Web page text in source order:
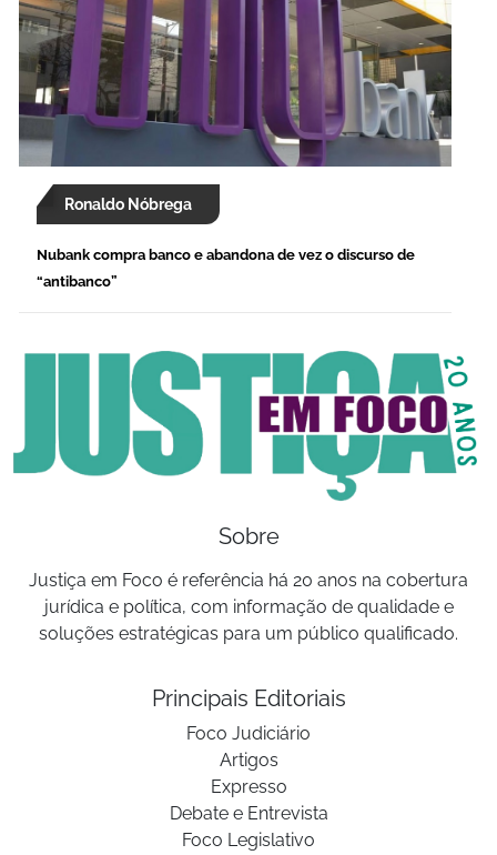
Ronaldo Nóbrega
Nubank compra banco e abandona de vez o discurso de
“antibanco”
Sobre
Justiça em Foco é referência há 20 anos na cobertura
jurídica e política, com informação de qualidade e
soluções estratégicas para um público qualificado.
Principais Editoriais
Foco Judiciário
Artigos
Expresso
Debate e Entrevista
Foco Legislativo